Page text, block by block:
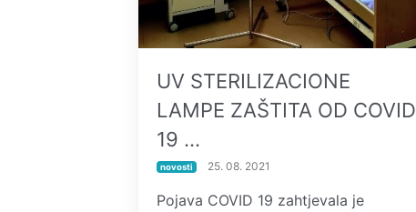
UV STERILIZACIONE
LAMPE ZAŠTITA OD COVID
19 …
novosti 25. 08. 2021
Pojava COVID 19 zahtjevala je